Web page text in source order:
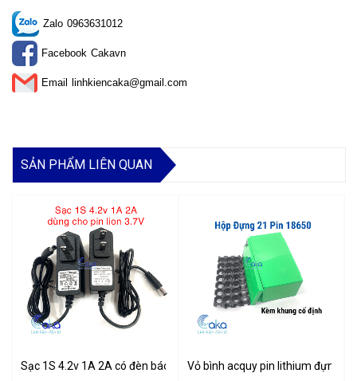
Zalo 0963631012
Facebook Cakavn
Email linhkiencaka@gmail.com
SẢN PHẨM LIÊN QUAN
Sạc 1S 4.2v 1A 2A có đèn báo đầy chuyên sạc pin Li-ion 3.7v
Vỏ bình acquy pin lithium đựng